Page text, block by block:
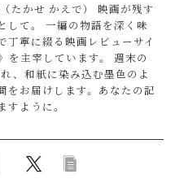
たかせ かえで） 映画が残す
して。 一編の物語を深く味
丁寧に綴る映画レビューサイ
主宰しています。 週末の
、和紙に染み込む墨色のよ
をお届けします。あなたの記
ように。